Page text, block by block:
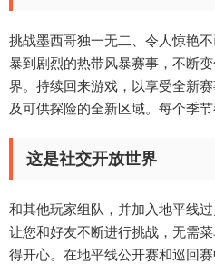
挑战墨西哥独一无二、令人惊艳
暴到剧烈的热带风暴赛事，不断
界。持续回来游戏，以享受全新
及可供探险的全新区域。每个季节
这是社交开放世界
和其他玩家组队，并加入地平线
让您和好友不断进行挑战，无需
得开心。在地平线公开赛和巡回